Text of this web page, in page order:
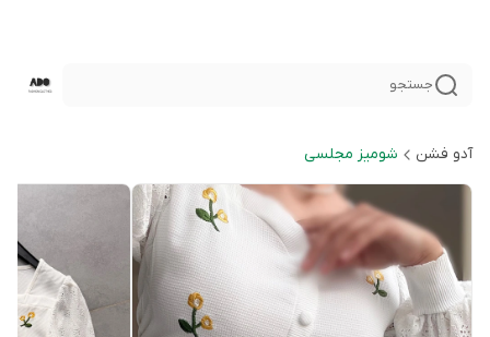
جستجو
آدو فشن شوميز مجلسى